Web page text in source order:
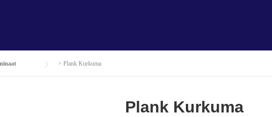
> Plank Kurkuma
Plank Kurkuma